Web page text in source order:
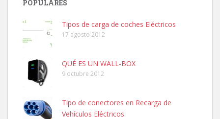
POPULARES
Tipos de carga de coches Eléctricos
17 agosto 2012
QUÉ ES UN WALL-BOX
9 octubre 2012
Tipo de conectores en Recarga de
Vehículos Eléctricos